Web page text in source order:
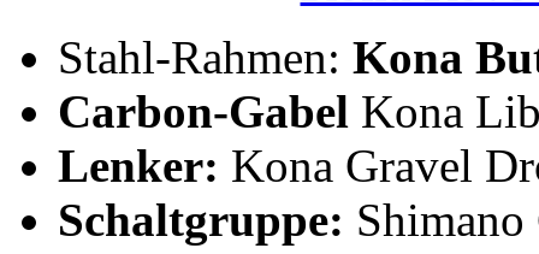
Stahl-Rahmen: Kona
Carbon-Gabel Kona
Lenker: Kona Gravel
Schaltgruppe: